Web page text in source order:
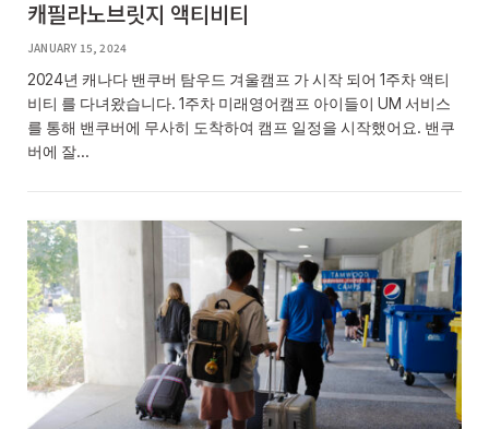
캐필라노브릿지 액티비티
JANUARY 15, 2024
2024년 캐나다 밴쿠버 탐우드 겨울캠프 가 시작 되어 1주차 액티
비티 를 다녀왔습니다. 1주차 미래영어캠프 아이들이 UM 서비스
를 통해 밴쿠버에 무사히 도착하여 캠프 일정을 시작했어요. 밴쿠
버에 잘…